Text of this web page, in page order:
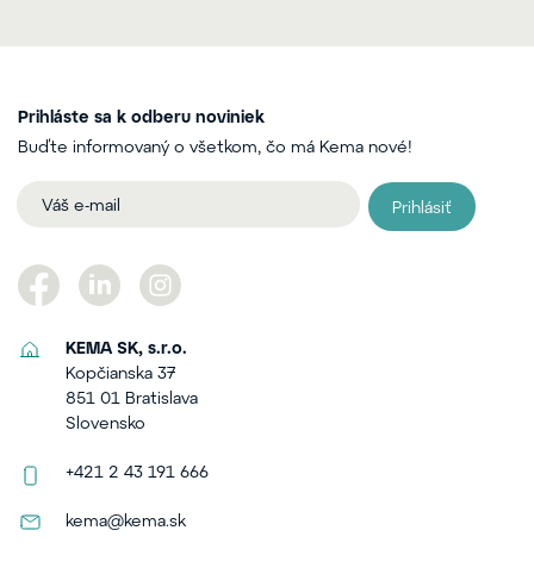
Prihláste sa k odberu noviniek
Buďte informovaný o všetkom, čo má Kema nové!
Prihlásiť
KEMA SK, s.r.o.
Kopčianska 37
851 01 Bratislava
Slovensko
+421 2 43 191 666
kema@kema.sk